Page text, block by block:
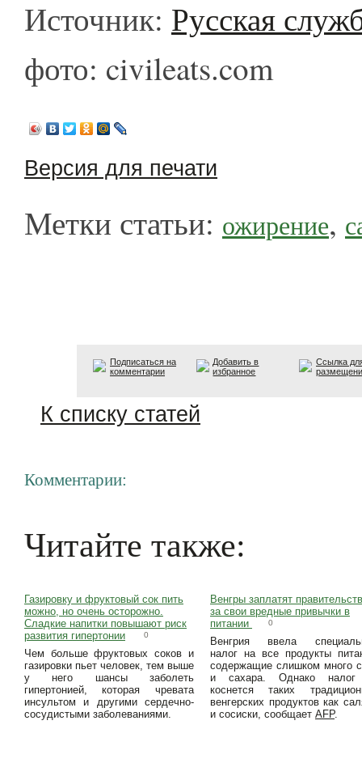
Источник: Русская
фото: civileats.com
Версия для печати
Метки статьи: ожирение,
Подписаться на
комментарии
Добавить в
избранное
Ссылка
К списку статей
Комментарии:
Читайте также:
Газировку и фруктовый сок пить
можно, но очень осторожно.
Сладкие напитки повышают риск
развития гипертонии
0
Чем больше фруктовых соков и
газировки пьет человек, тем выше
у него шансы заболеть
гипертонией, которая чревата
инсультом и другими сердечно-
сосудистыми заболеваниями.
Венгры заплатят
за свои вредные привычки в
питании
0
Венгрия ввела
налог на все продукты
содержащие слишком много
и сахара. Однако
коснется таких
венгерских продуктов как
и сосиски, сообщает AFP.